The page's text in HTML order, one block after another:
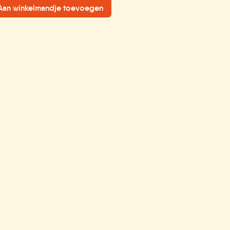
winkelmandje toevoegen